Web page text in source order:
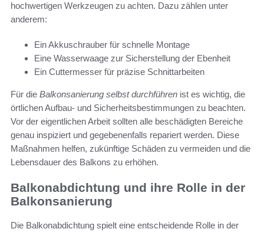
hochwertigen Werkzeugen zu achten. Dazu zählen unter
anderem:
Ein Akkuschrauber für schnelle Montage
Eine Wasserwaage zur Sicherstellung der Ebenheit
Ein Cuttermesser für präzise Schnittarbeiten
Für die Balkonsanierung selbst durchführen ist es wichtig, die
örtlichen Aufbau- und Sicherheitsbestimmungen zu beachten.
Vor der eigentlichen Arbeit sollten alle beschädigten Bereiche
genau inspiziert und gegebenenfalls repariert werden. Diese
Maßnahmen helfen, zukünftige Schäden zu vermeiden und die
Lebensdauer des Balkons zu erhöhen.
Balkonabdichtung und ihre Rolle in der
Balkonsanierung
Die Balkonabdichtung spielt eine entscheidende Rolle in der